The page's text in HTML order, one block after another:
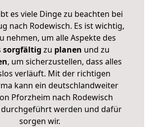
es viele Dinge zu beachten bei
nach Rodewisch. Es ist wichtig,
nehmen, um alle Aspekte des
sorgfältig zu planen und zu
, um sicherzustellen, dass alles
verläuft. Mit der richtigen
kann ein deutschlandweiter
Pforzheim nach Rodewisch
werden und dafür
sorgen wir.